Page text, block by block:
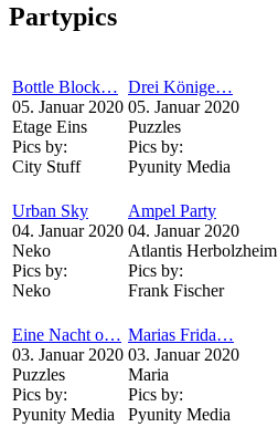
Partypics
Bottle Block…
05. Januar 2020
Etage Eins
Pics by:
City Stuff
Drei Könige…
05. Januar 2020
Puzzles
Pics by:
Pyunity Media
Urban Sky
04. Januar 2020
Neko
Pics by:
Neko
Ampel Party
04. Januar 2020
Atlantis Herbolzheim
Pics by:
Frank Fischer
Eine Nacht o…
03. Januar 2020
Puzzles
Pics by:
Pyunity Media
Marias Frida…
03. Januar 2020
Maria
Pics by:
Pyunity Media